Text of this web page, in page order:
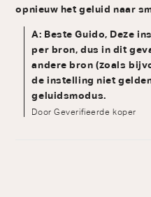
opnieuw het geluid naar
A: Beste Guido, Deze
per bron, dus in dit
andere bron (zoals
de instelling niet
geluidsmodus.
Door Geverifieerde koper